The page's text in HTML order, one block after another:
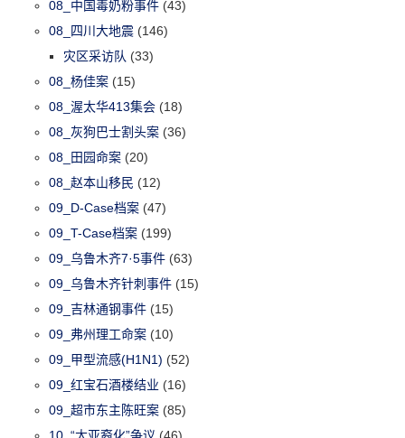
08_中国毒奶粉事件 (43)
08_四川大地震 (146)
灾区采访队 (33)
08_杨佳案 (15)
08_渥太华413集会 (18)
08_灰狗巴士割头案 (36)
08_田园命案 (20)
08_赵本山移民 (12)
09_D-Case档案 (47)
09_T-Case档案 (199)
09_乌鲁木齐7·5事件 (63)
09_乌鲁木齐针刺事件 (15)
09_吉林通钢事件 (15)
09_弗州理工命案 (10)
09_甲型流感(H1N1) (52)
09_红宝石酒楼结业 (16)
09_超市东主陈旺案 (85)